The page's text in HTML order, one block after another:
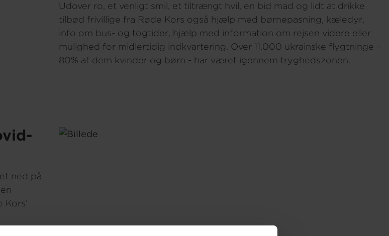
Udover ro, et venligt smil, et tiltrængt hvil, en bid mad og lidt at drikke
tilbød frivillige fra Røde Kors også hjælp med børnepasning, kæledyr,
info om bus- og togtider, hjælp med information om rejsen videre eller
mulighed for midlertidig indkvartering. Over 11.000 ukrainske flygtninge –
80% af dem kvinder og børn - har været igennem tryghedszonen.
ned på